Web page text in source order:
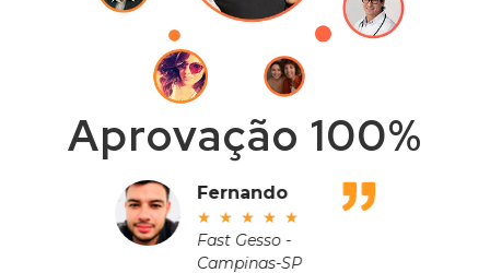
Aprovação 100%
Fernando
★ ★ ★ ★ ★
Fast Gesso -
Campinas-SP